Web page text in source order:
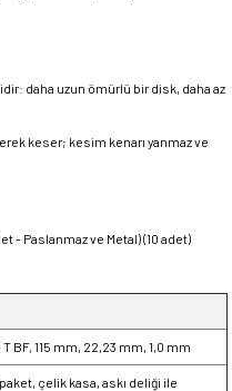
daha uzun ömürlü bir disk, daha az
keser; kesim kenarı yanmaz ve
- Paslanmaz ve Metal) (10 adet)
T BF, 115 mm, 22,23 mm, 1,0 mm
çelik kasa, askı deliği ile